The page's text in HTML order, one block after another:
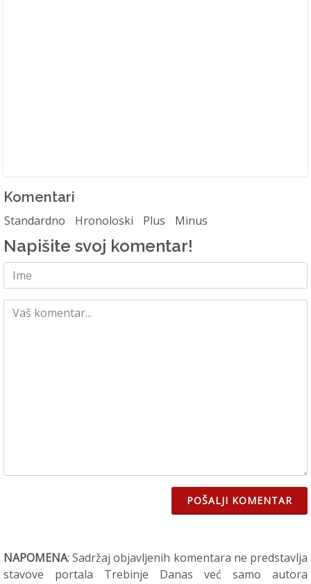
Komentari
Standardno Hronoloski Plus Minus
Napišite svoj komentar!
POŠALJI KOMENTAR
NAPOMENA: Sadržaj objavljenih komentara ne predstavlja
stavove portala Trebinje Danas već samo autora